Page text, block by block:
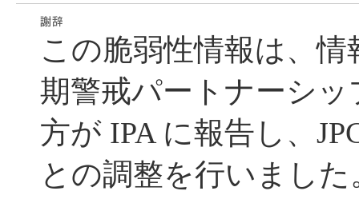
この脆弱性情報は、
期警戒パートナーシ
方が IPA に報告し、
との調整を行いました